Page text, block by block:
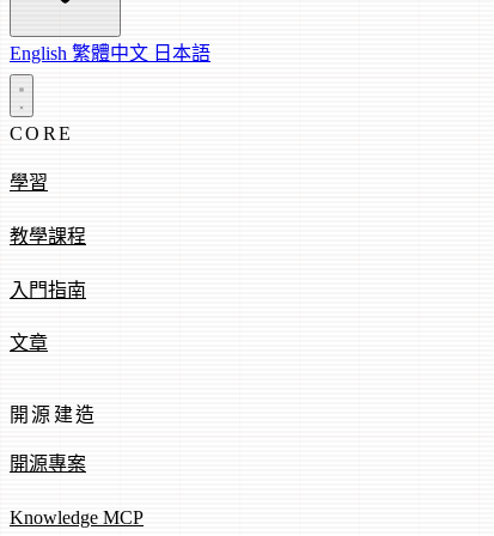
English 繁體中文 日本語
CORE
學習
教學課程
入門指南
文章
開源建造
開源專案
Knowledge MCP